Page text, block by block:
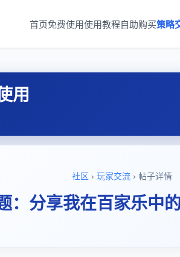
首页免费使用使用教程自助购买策略
用
社区 › 玩家交流 › 帖子详情
：分享我在百家乐中